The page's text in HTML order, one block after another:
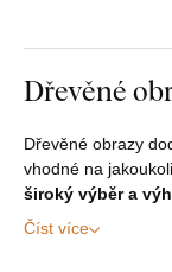
Dřevěné
Dřevěné obrazy
vhodné na
široký výběr a
Číst více